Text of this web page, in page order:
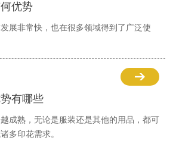
优势
展非常快，也在很多领域得到了广泛使
有哪些
成熟，无论是服装还是其他的用品，都可
多印花需求。